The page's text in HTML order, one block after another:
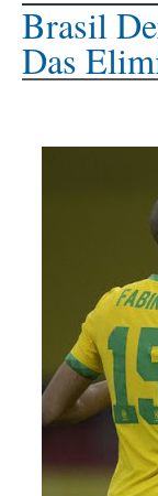
Brasil
Das